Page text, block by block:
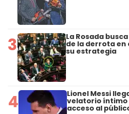
3 La Rosada
de la derrota en
su estrategia
4 Lionel Messi
velatorio íntimo
acceso al